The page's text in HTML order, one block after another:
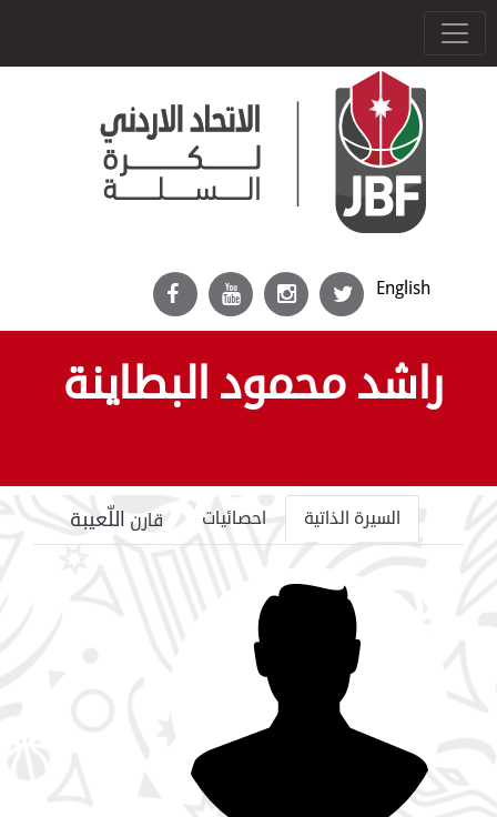
English
راشد محمود البطاينة
السيرة الذاتية احصائيات قارن اللّعيبة